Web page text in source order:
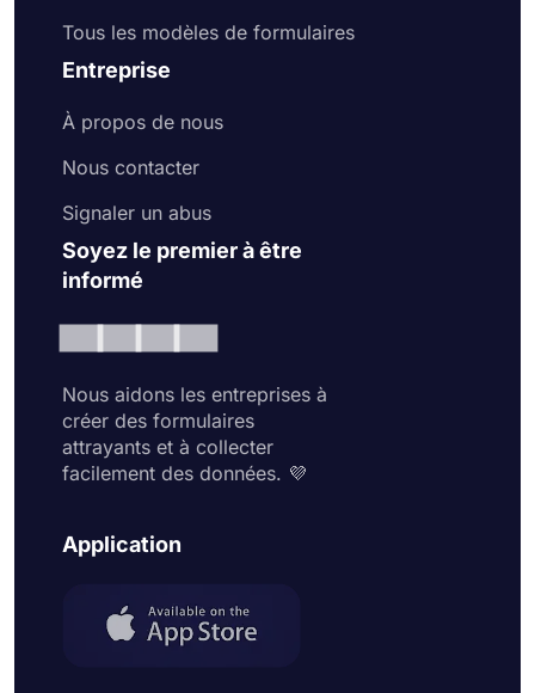
Tous les modèles de formulaires
Entreprise
À propos de nous
Nous contacter
Signaler un abus
Soyez le premier à être
informé
Nous aidons les entreprises à
créer des formulaires
attrayants et à collecter
facilement des données. 💜
Application